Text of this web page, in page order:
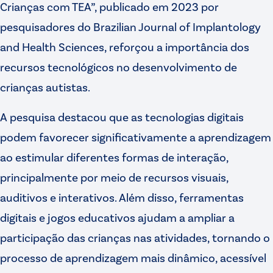
Crianças com TEA”, publicado em 2023 por
pesquisadores do Brazilian Journal of Implantology
and Health Sciences, reforçou a importância dos
recursos tecnológicos no desenvolvimento de
crianças autistas.
A pesquisa destacou que as tecnologias digitais
podem favorecer significativamente a aprendizagem
ao estimular diferentes formas de interação,
principalmente por meio de recursos visuais,
auditivos e interativos. Além disso, ferramentas
digitais e jogos educativos ajudam a ampliar a
participação das crianças nas atividades, tornando o
processo de aprendizagem mais dinâmico, acessível